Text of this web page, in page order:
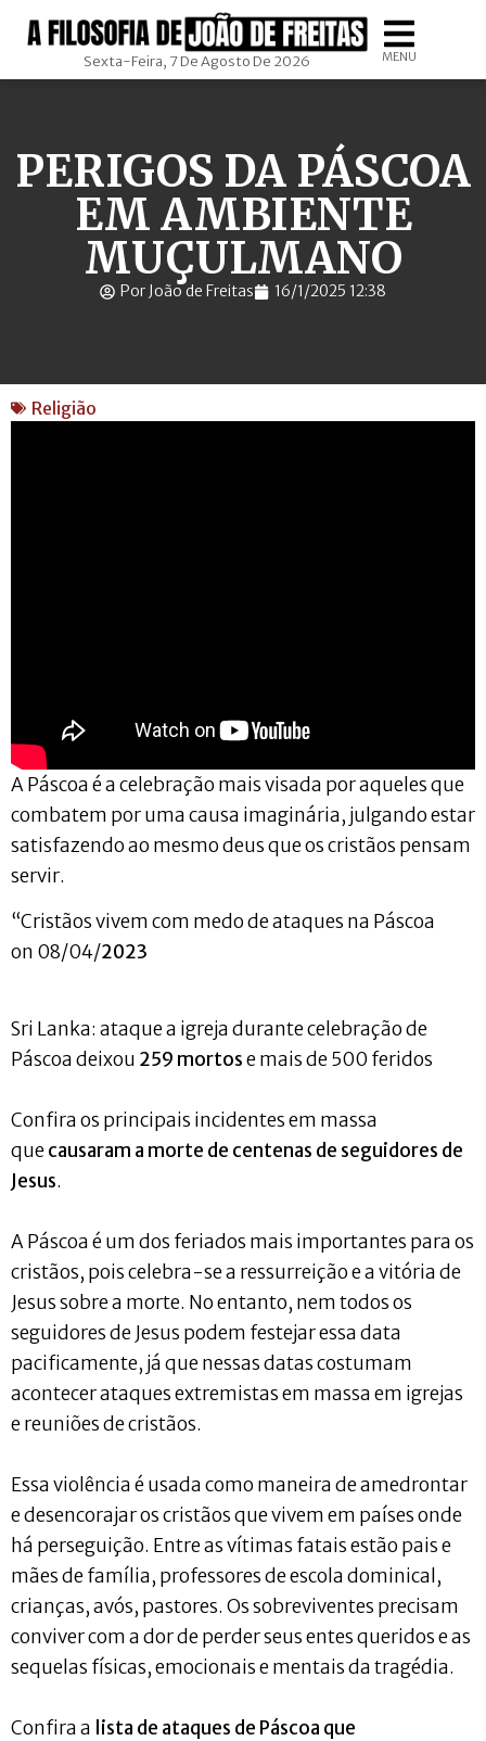
Sexta-Feira, 7 De Agosto De 2026 MENU
PERIGOS DA PÁSCOA
EM AMBIENTE
MUÇULMANO
Por João de Freitas 16/1/2025 12:38
Religião
A Páscoa é a celebração mais visada por aqueles que
combatem por uma causa imaginária, julgando estar
satisfazendo ao mesmo deus que os cristãos pensam
servir.
“Cristãos vivem com medo de ataques na Páscoa
on 08/04/2023
Sri Lanka: ataque a igreja durante celebração de
Páscoa deixou 259 mortose mais de 500 feridos
Confira os principais incidentes em massa
quecausaram a morte de centenas de seguidores de
Jesus.
A Páscoa é um dos feriados mais importantes para os
cristãos, pois celebra-se a ressurreição e a vitória de
Jesus sobre a morte. No entanto, nem todos os
seguidores de Jesus podem festejar essa data
pacificamente, já que nessas datas costumam
acontecer ataques extremistas em massa em igrejas
e reuniões de cristãos.
Essa violência é usada como maneira de amedrontar
e desencorajar os cristãos que vivem em países onde
há perseguição. Entre as vítimas fatais estão pais e
mães de família, professores de escola dominical,
crianças, avós, pastores. Os sobreviventes precisam
conviver com a dor de perder seus entes queridos e as
sequelas físicas, emocionais e mentais da tragédia.
Confira a lista de ataques de Páscoa que